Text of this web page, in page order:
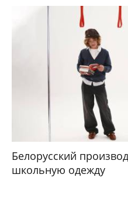
Белорусский
школьную одежду